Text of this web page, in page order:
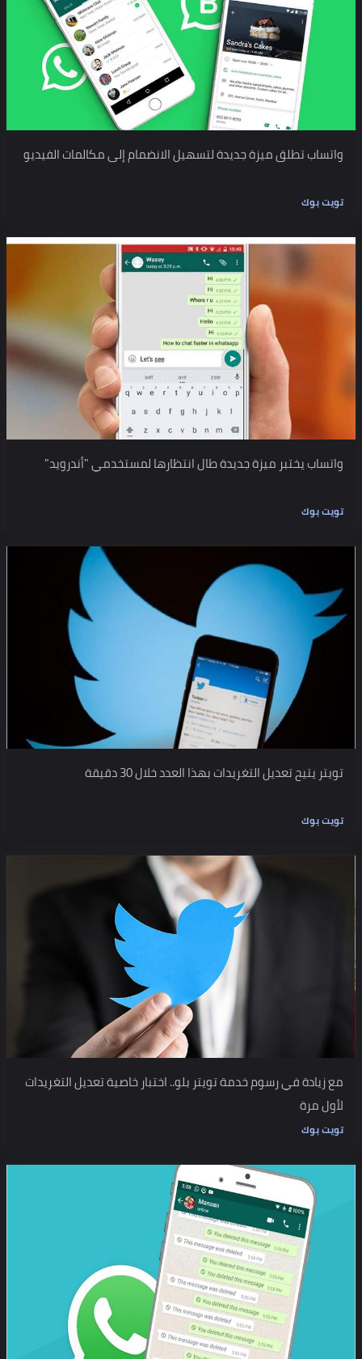
واتساب تطلق ميزة جديدة لتسهيل الانضمام إلى مكالمات الفيديو
تويت بوك
واتساب يختبر ميزة جديدة طال انتظارها لمستخدمي "أندرويد"
تويت بوك
تويتر يتيح تعديل التغريدات بهذا العدد خلال 30 دقيقة
تويت بوك
مع زيادة في رسوم خدمة تويتر بلو.. اختبار خاصية تعديل التغريدات
لأول مرة
تويت بوك